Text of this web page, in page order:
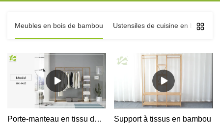
Meubles en bois de bambou Ustensiles de cuisine en bois de
Porte-manteau en tissu de bambou sur pied pour grand espace Support à tissus en bambou